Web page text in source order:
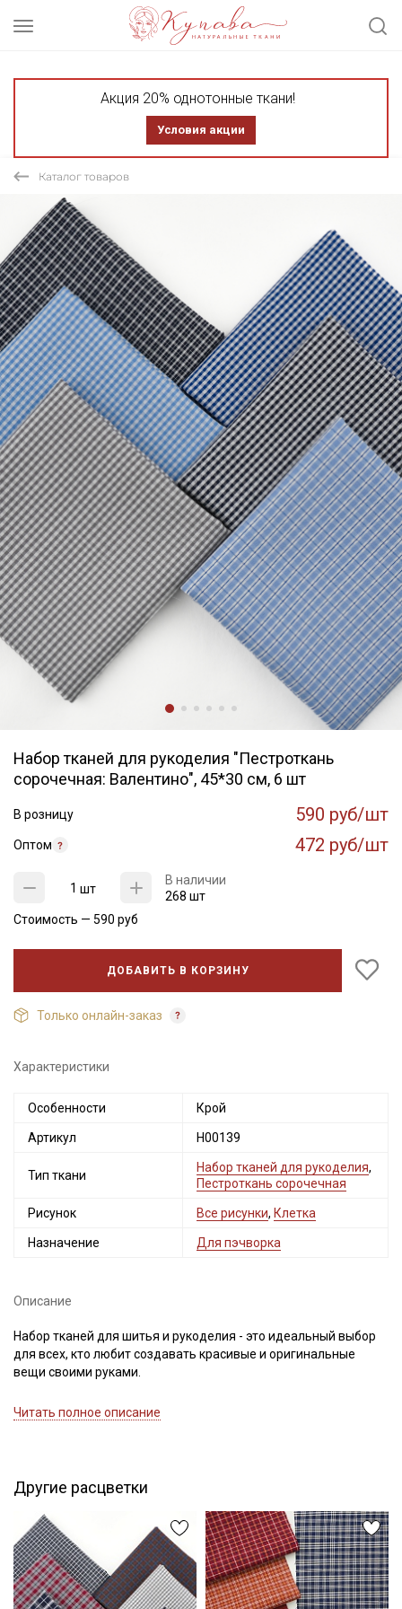
Акция 20% однотонные ткани!
Условия акции
Каталог товаров
Набор тканей для рукоделия "Пестроткань
сорочечная: Валентино", 45*30 см, 6 шт
В розницу 590 руб/шт
Оптом 472 руб/шт
шт
В наличии
268 шт
Стоимость — 590 руб
ДОБАВИТЬ В КОРЗИНУ
Только онлайн-заказ
Характеристики
Особенности Крой
Артикул Н00139
Тип ткани
Набор тканей для рукоделия,
Пестроткань сорочечная
Рисунок Все рисунки, Клетка
Назначение Для пэчворка
Описание
Набор тканей для шитья и рукоделия - это идеальный выбор
для всех, кто любит создавать красивые и оригинальные
вещи своими руками.
Отрезы ткани в наборе гармонично сочетающиеся между
В наборе 6 отрезов натуральной ткани из ассортимента
нашего магазина, (состав комплекта*), размер каждого
45*30см
Нарезка наборов выполняется вручную (возможна
погрешность ±1см; края не обрабатываются, что позволяет
использовать их в любом виде творчества.
Набор прекрасно подходит:
Читать полное описание
Другие расцветки